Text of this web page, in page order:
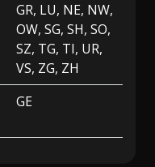
GR, LU, NE, NW,
OW, SG, SH, SO,
SZ, TG, TI, UR,
VS, ZG, ZH
GE